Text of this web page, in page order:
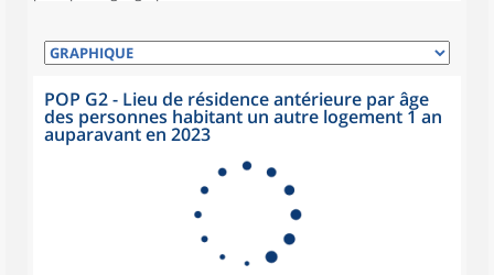
POP G2 - Lieu de résidence antérieure par âge
des personnes habitant un autre logement 1 an
auparavant en 2023